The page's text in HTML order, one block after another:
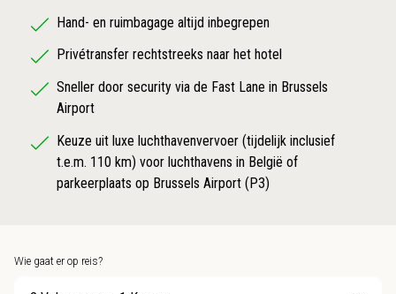
Hand- en ruimbagage altijd inbegrepen
Privétransfer rechtstreeks naar het hotel
Sneller door security via de Fast Lane in Brussels
Airport
Keuze uit luxe luchthavenvervoer (tijdelijk inclusief
t.e.m. 110 km) voor luchthavens in België of
parkeerplaats op Brussels Airport (P3)
Wie gaat er op reis?